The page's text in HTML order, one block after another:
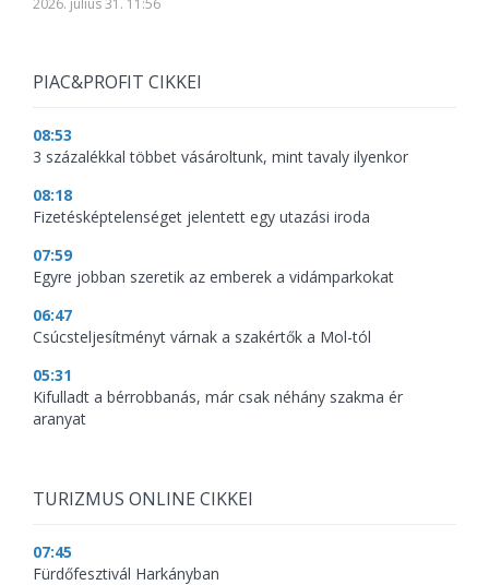
2026. július 31. 11:56
PIAC&PROFIT CIKKEI
08:53
3 százalékkal többet vásároltunk, mint tavaly ilyenkor
08:18
Fizetésképtelenséget jelentett egy utazási iroda
07:59
Egyre jobban szeretik az emberek a vidámparkokat
06:47
Csúcsteljesítményt várnak a szakértők a Mol-tól
05:31
Kifulladt a bérrobbanás, már csak néhány szakma ér
aranyat
TURIZMUS ONLINE CIKKEI
07:45
Fürdőfesztivál Harkányban